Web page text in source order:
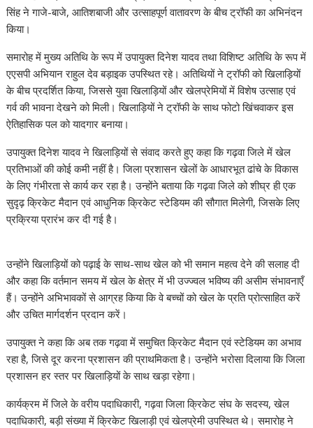
सिंह ने गाजे-बाजे, आतिशबाजी और उत्साहपूर्ण वातावरण के बीच ट्रॉफी का अभिनंदन
किया।
समारोह में मुख्य अतिथि के रूप में उपायुक्त दिनेश यादव तथा विशिष्ट अतिथि के रूप में
एएसपी अभियान राहुल देव बड़ाइक उपस्थित रहे। अतिथियों ने ट्रॉफी को खिलाड़ियों
के बीच प्रदर्शित किया, जिससे युवा खिलाड़ियों और खेलप्रेमियों में विशेष उत्साह एवं
गर्व की भावना देखने को मिली। खिलाड़ियों ने ट्रॉफी के साथ फोटो खिंचवाकर इस
ऐतिहासिक पल को यादगार बनाया।
उपायुक्त दिनेश यादव ने खिलाड़ियों से संवाद करते हुए कहा कि गढ़वा जिले में खेल
प्रतिभाओं की कोई कमी नहीं है। जिला प्रशासन खेलों के आधारभूत ढांचे के विकास
के लिए गंभीरता से कार्य कर रहा है। उन्होंने बताया कि गढ़वा जिले को शीघ्र ही एक
सुदृढ़ क्रिकेट मैदान एवं आधुनिक क्रिकेट स्टेडियम की सौगात मिलेगी, जिसके लिए
प्रक्रिया प्रारंभ कर दी गई है।
उन्होंने खिलाड़ियों को पढ़ाई के साथ-साथ खेल को भी समान महत्व देने की सलाह दी
और कहा कि वर्तमान समय में खेल के क्षेत्र में भी उज्ज्वल भविष्य की असीम संभावनाएँ
हैं। उन्होंने अभिभावकों से आग्रह किया कि वे बच्चों को खेल के प्रति प्रोत्साहित करें
और उचित मार्गदर्शन प्रदान करें।
उपायुक्त ने कहा कि अब तक गढ़वा में समुचित क्रिकेट मैदान एवं स्टेडियम का अभाव
रहा है, जिसे दूर करना प्रशासन की प्राथमिकता है। उन्होंने भरोसा दिलाया कि जिला
प्रशासन हर स्तर पर खिलाड़ियों के साथ खड़ा रहेगा।
कार्यक्रम में जिले के वरीय पदाधिकारी, गढ़वा जिला क्रिकेट संघ के सदस्य, खेल
पदाधिकारी, बड़ी संख्या में क्रिकेट खिलाड़ी एवं खेलप्रेमी उपस्थित थे। समारोह ने